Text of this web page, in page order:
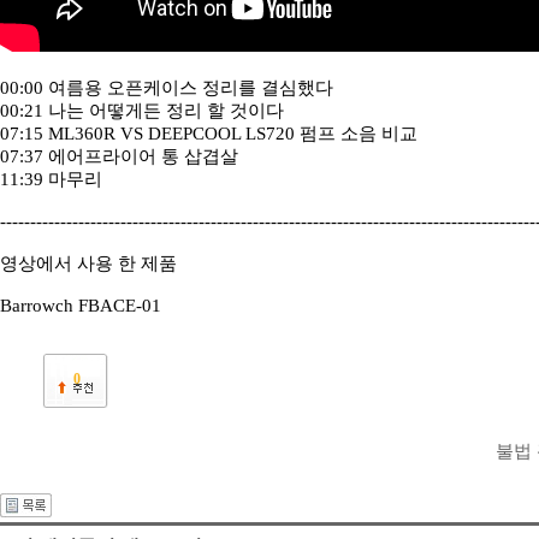
00:00 여름용 오픈케이스 정리를 결심했다
00:21 나는 어떻게든 정리 할 것이다
07:15 ML360R VS DEEPCOOL LS720 펌프 소음 비교
07:37 에어프라이어 통 삽겹살
11:39 마무리
영상에서 사용 한 제품
Barrowch FBACE-01
0
불법